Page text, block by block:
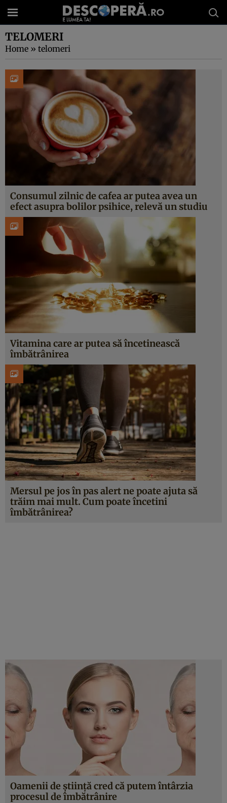
TELOMERI
Home » telomeri
Consumul zilnic de cafea ar putea avea un
efect asupra bolilor psihice, relevă un studiu
Vitamina care ar putea să încetinească
îmbătrânirea
Mersul pe jos în pas alert ne poate ajuta să
trăim mai mult. Cum poate încetini
îmbătrânirea?
Oamenii de știință cred că putem întârzia
procesul de îmbătrânire